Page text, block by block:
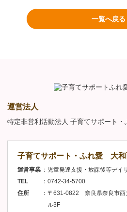
一覧へ戻る
運営法人
特定非営利活動法人 子育てサポート・
子育てサポート・ふれ愛 大和
運営事業
児童発達支援・放課後等デイ
TEL
0742-34-5700
住所
〒631-0822 奈良県奈良市西
ル3F